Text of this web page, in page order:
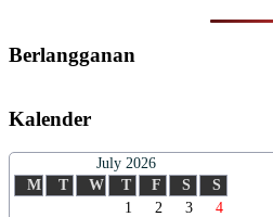
Berlangganan
Kalender
July 2026
M
T W T F S S
1 2 3
4